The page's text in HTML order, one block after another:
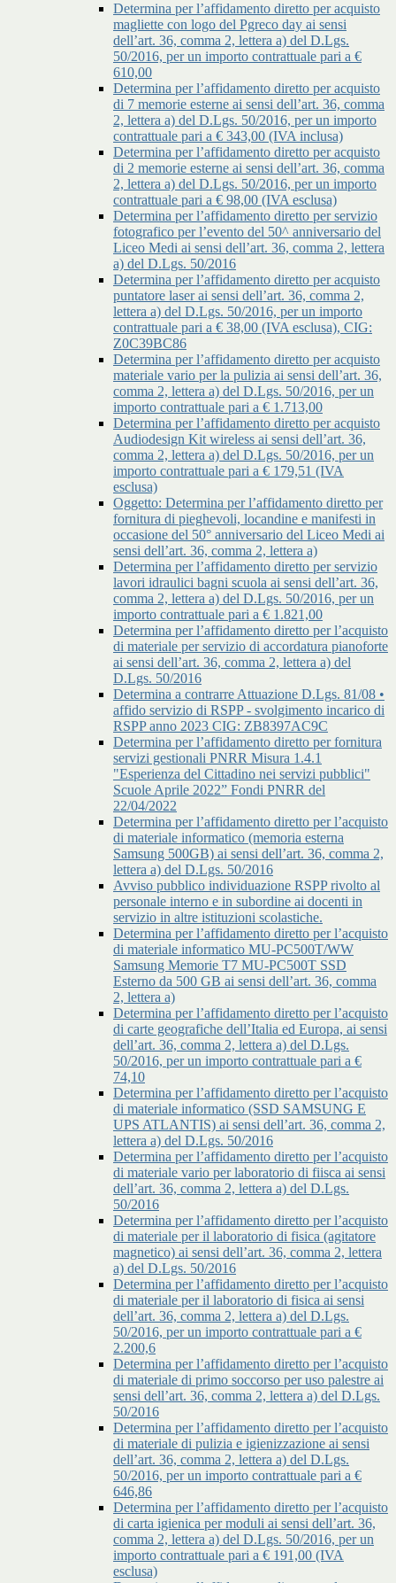
Determina per l’affidamento diretto per acquisto
magliette con logo del Pgreco day ai sensi
dell’art. 36, comma 2, lettera a) del D.Lgs.
50/2016, per un importo contrattuale pari a €
610,00
Determina per l’affidamento diretto per acquisto
di 7 memorie esterne ai sensi dell’art. 36, comma
2, lettera a) del D.Lgs. 50/2016, per un importo
contrattuale pari a € 343,00 (IVA inclusa)
Determina per l’affidamento diretto per acquisto
di 2 memorie esterne ai sensi dell’art. 36, comma
2, lettera a) del D.Lgs. 50/2016, per un importo
contrattuale pari a € 98,00 (IVA esclusa)
Determina per l’affidamento diretto per servizio
fotografico per l’evento del 50^ anniversario del
Liceo Medi ai sensi dell’art. 36, comma 2, lettera
a) del D.Lgs. 50/2016
Determina per l’affidamento diretto per acquisto
puntatore laser ai sensi dell’art. 36, comma 2,
lettera a) del D.Lgs. 50/2016, per un importo
contrattuale pari a € 38,00 (IVA esclusa), CIG:
Z0C39BC86
Determina per l’affidamento diretto per acquisto
materiale vario per la pulizia ai sensi dell’art. 36,
comma 2, lettera a) del D.Lgs. 50/2016, per un
importo contrattuale pari a € 1.713,00
Determina per l’affidamento diretto per acquisto
Audiodesign Kit wireless ai sensi dell’art. 36,
comma 2, lettera a) del D.Lgs. 50/2016, per un
importo contrattuale pari a € 179,51 (IVA
esclusa)
Oggetto: Determina per l’affidamento diretto per
fornitura di pieghevoli, locandine e manifesti in
occasione del 50° anniversario del Liceo Medi ai
sensi dell’art. 36, comma 2, lettera a)
Determina per l’affidamento diretto per servizio
lavori idraulici bagni scuola ai sensi dell’art. 36,
comma 2, lettera a) del D.Lgs. 50/2016, per un
importo contrattuale pari a € 1.821,00
Determina per l’affidamento diretto per l’acquisto
di materiale per servizio di accordatura pianoforte
ai sensi dell’art. 36, comma 2, lettera a) del
D.Lgs. 50/2016
Determina a contrarre Attuazione D.Lgs. 81/08 •
affido servizio di RSPP - svolgimento incarico di
RSPP anno 2023 CIG: ZB8397AC9C
Determina per l’affidamento diretto per fornitura
servizi gestionali PNRR Misura 1.4.1
"Esperienza del Cittadino nei servizi pubblici"
Scuole Aprile 2022” Fondi PNRR del
22/04/2022
Determina per l’affidamento diretto per l’acquisto
di materiale informatico (memoria esterna
Samsung 500GB) ai sensi dell’art. 36, comma 2,
lettera a) del D.Lgs. 50/2016
Avviso pubblico individuazione RSPP rivolto al
personale interno e in subordine ai docenti in
servizio in altre istituzioni scolastiche.
Determina per l’affidamento diretto per l’acquisto
di materiale informatico MU-PC500T/WW
Samsung Memorie T7 MU-PC500T SSD
Esterno da 500 GB ai sensi dell’art. 36, comma
2, lettera a)
Determina per l’affidamento diretto per l’acquisto
di carte geografiche dell’Italia ed Europa, ai sensi
dell’art. 36, comma 2, lettera a) del D.Lgs.
50/2016, per un importo contrattuale pari a €
74,10
Determina per l’affidamento diretto per l’acquisto
di materiale informatico (SSD SAMSUNG E
UPS ATLANTIS) ai sensi dell’art. 36, comma 2,
lettera a) del D.Lgs. 50/2016
Determina per l’affidamento diretto per l’acquisto
di materiale vario per laboratorio di fiisca ai sensi
dell’art. 36, comma 2, lettera a) del D.Lgs.
50/2016
Determina per l’affidamento diretto per l’acquisto
di materiale per il laboratorio di fisica (agitatore
magnetico) ai sensi dell’art. 36, comma 2, lettera
a) del D.Lgs. 50/2016
Determina per l’affidamento diretto per l’acquisto
di materiale per il laboratorio di fisica ai sensi
dell’art. 36, comma 2, lettera a) del D.Lgs.
50/2016, per un importo contrattuale pari a €
2.200,6
Determina per l’affidamento diretto per l’acquisto
di materiale di primo soccorso per uso palestre ai
sensi dell’art. 36, comma 2, lettera a) del D.Lgs.
50/2016
Determina per l’affidamento diretto per l’acquisto
di materiale di pulizia e igienizzazione ai sensi
dell’art. 36, comma 2, lettera a) del D.Lgs.
50/2016, per un importo contrattuale pari a €
646,86
Determina per l’affidamento diretto per l’acquisto
di carta igienica per moduli ai sensi dell’art. 36,
comma 2, lettera a) del D.Lgs. 50/2016, per un
importo contrattuale pari a € 191,00 (IVA
esclusa)